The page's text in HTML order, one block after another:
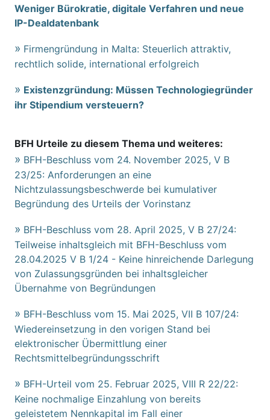
Weniger Bürokratie, digitale Verfahren und neue
IP-Dealdatenbank
Firmengründung in Malta: Steuerlich attraktiv,
rechtlich solide, international erfolgreich
Existenzgründung: Müssen Technologiegründer
ihr Stipendium versteuern?
BFH Urteile zu diesem Thema und weiteres:
BFH-Beschluss vom 24. November 2025, V B
23/25: Anforderungen an eine
Nichtzulassungsbeschwerde bei kumulativer
Begründung des Urteils der Vorinstanz
BFH-Beschluss vom 28. April 2025, V B 27/24:
Teilweise inhaltsgleich mit BFH-Beschluss vom
28.04.2025 V B 1/24 - Keine hinreichende Darlegung
von Zulassungsgründen bei inhaltsgleicher
Übernahme von Begründungen
BFH-Beschluss vom 15. Mai 2025, VII B 107/24:
Wiedereinsetzung in den vorigen Stand bei
elektronischer Übermittlung einer
Rechtsmittelbegründungsschrift
BFH-Urteil vom 25. Februar 2025, VIII R 22/22:
Keine nochmalige Einzahlung von bereits
geleistetem Nennkapital im Fall einer